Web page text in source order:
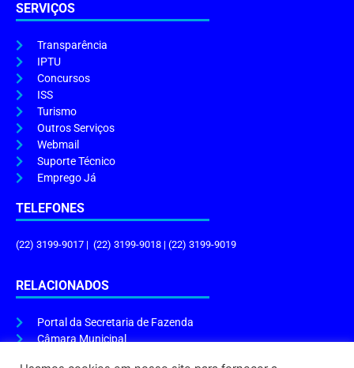
SERVIÇOS
Transparência
IPTU
Concursos
ISS
Turismo
Outros Serviços
Webmail
Suporte Técnico
Emprego Já
TELEFONES
(22) 3199-9017 | (22) 3199-9018 | (22) 3199-9019
RELACIONADOS
Portal da Secretaria de Fazenda
Câmara Municipal